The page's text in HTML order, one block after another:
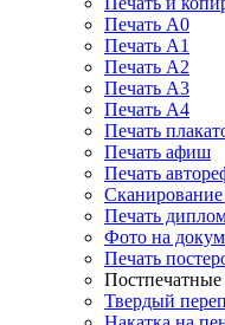
Печать А0
Печать А1
Печать А2
Печать А3
Печать А4
Печать
Печать афиш
Печать
Печать
Фото на
Печать
Твердый